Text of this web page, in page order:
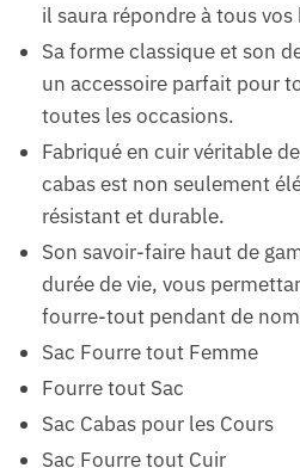
il saura répondre à tous vos
Sa forme classique et son
un accessoire parfait pour
toutes les occasions.
Fabriqué en cuir véritable
cabas est non seulement
résistant et durable.
Son savoir-faire haut de
durée de vie, vous
fourre-tout pendant de
Sac Fourre tout Femme
Fourre tout Sac
Sac Cabas pour les Cours
Sac Fourre tout Cuir